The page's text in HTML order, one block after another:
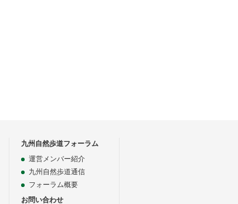
九州自然歩道フォーラム
運営メンバー紹介
九州自然歩道通信
フォーラム概要
お問い合わせ